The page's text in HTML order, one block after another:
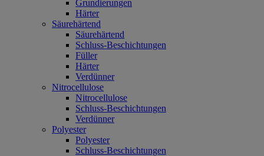
Grundierungen
Härter
Säurehärtend
Säurehärtend
Schluss-Beschichtungen
Füller
Härter
Verdünner
Nitrocellulose
Nitrocellulose
Schluss-Beschichtungen
Verdünner
Polyester
Polyester
Schluss-Beschichtungen